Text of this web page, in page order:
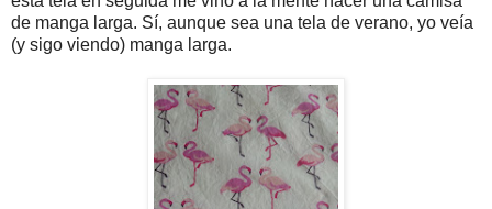
de manga larga. Sí, aunque sea una tela de verano, yo veía
(y sigo viendo) manga larga.